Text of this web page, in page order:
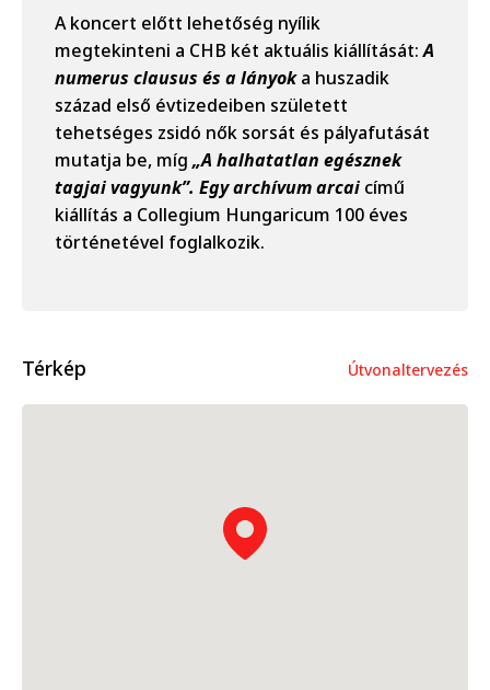
A koncert előtt lehetőség nyílik
megtekinteni a CHB két aktuális kiállítását:A
numerus clausus és a lányoka huszadik
század első évtizedeiben született
tehetséges zsidó nők sorsát és pályafutását
mutatja be, míg „A halhatatlan egésznek
tagjai vagyunk”. Egy archívum arcai című
kiállítás a Collegium Hungaricum 100 éves
történetével foglalkozik.
Térkép Útvonaltervezés